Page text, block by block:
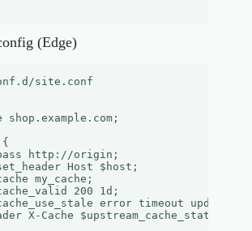
(Edge)
site.conf
shop.example.com;
http://origin;
Host $host;
my_cache;
200 1d;
error timeout updating;
X-Cache $upstream_cache_status;